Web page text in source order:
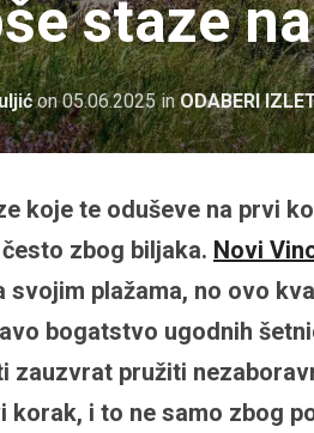
staze
on05.06.2025 inODABERI
koje te oduševe na prvi
zbog biljaka. Novi
svojim plažama, no ovo
bogatstvo ugodnih
zauzvrat pružiti
korak, i to ne samo zbog